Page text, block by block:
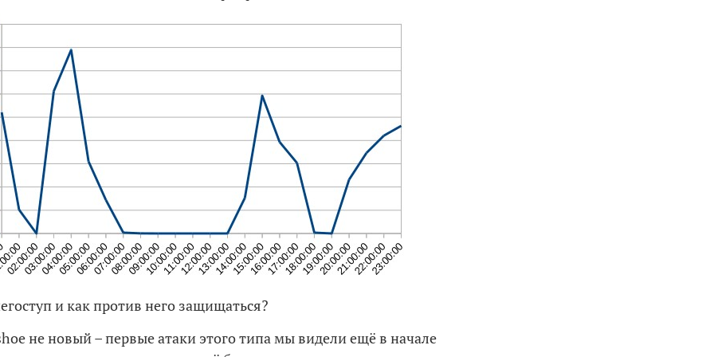
и как против него защищаться?
не новый – первые атаки этого типа мы видели ещё в начале